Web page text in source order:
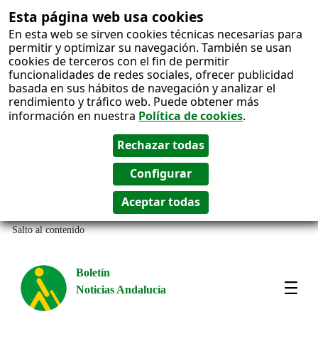
Esta página web usa cookies
En esta web se sirven cookies técnicas necesarias para
permitir y optimizar su navegación. También se usan
cookies de terceros con el fin de permitir
funcionalidades de redes sociales, ofrecer publicidad
basada en sus hábitos de navegación y analizar el
rendimiento y tráfico web. Puede obtener más
información en nuestra Política de cookies.
Salto al contenido
Boletín
Noticias Andalucía